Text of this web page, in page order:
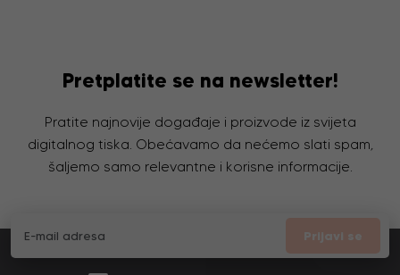
Pretplatite se na newsletter!
Pratite najnovije događaje i proizvode iz svijeta
digitalnog tiska. Obećavamo da nećemo slati spam,
šaljemo samo relevantne i korisne informacije.
Prijavi se